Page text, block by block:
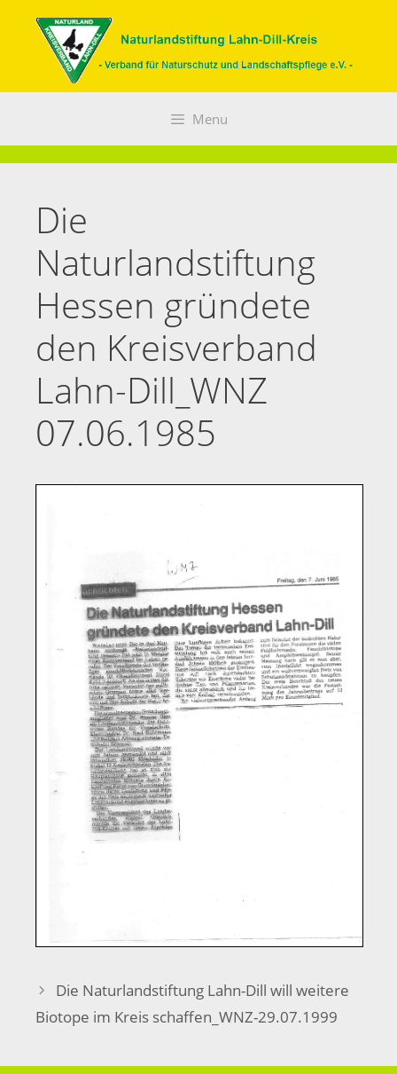
springen
Menu
Die
Naturlandstiftung
Hessen gründete
den Kreisverband
Lahn-Dill_WNZ
07.06.1985
Die Naturlandstiftung Lahn-Dill will weitere
Biotope im Kreis schaffen_WNZ-29.07.1999